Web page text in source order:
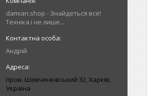
damian.shop - Знайдеться все!
Техніка і не лише...
Андрій
пров. Шевченківський 32, Харків,
Україна